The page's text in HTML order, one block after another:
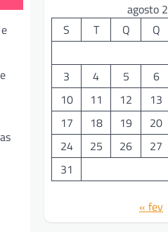
agosto
S
T Q Q
3
4 5 6
10
11 12 13
17
18 19 20
24
25 26 27
31
« fev